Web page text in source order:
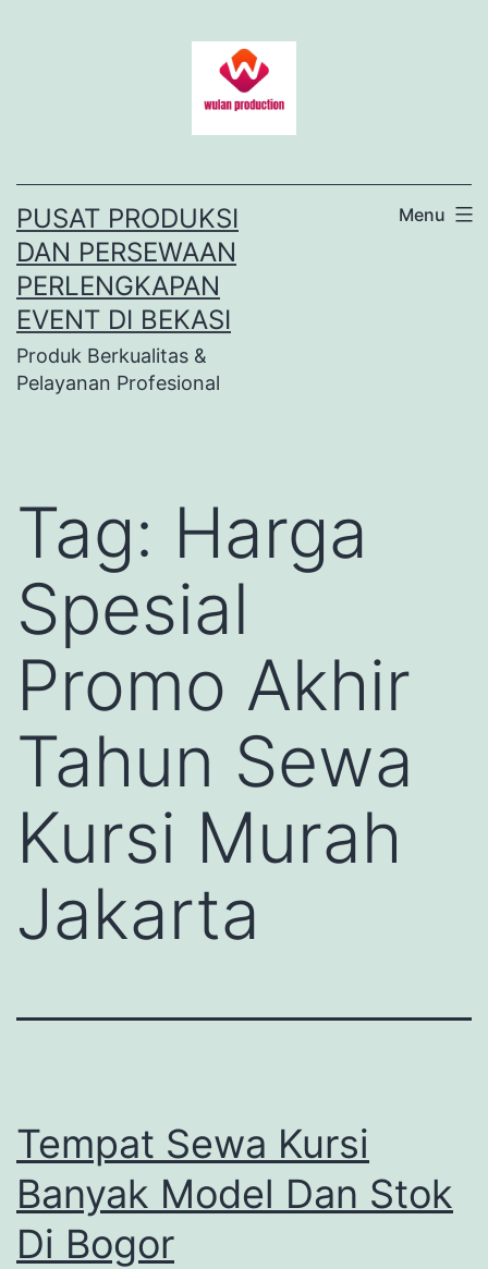
PUSAT PRODUKSI
DAN PERSEWAAN
PERLENGKAPAN
EVENT DI BEKASI
Produk Berkualitas &
Pelayanan Profesional
Menu
Tag: Harga
Spesial
Promo Akhir
Tahun Sewa
Kursi Murah
Jakarta
Tempat Sewa Kursi
Banyak Model Dan Stok
Di Bogor